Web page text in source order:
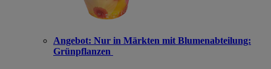
Angebot: Nur in Märkten mit Blumenabteilung:
Grünpflanzen